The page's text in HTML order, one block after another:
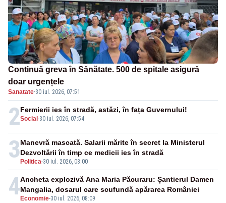
Continuă greva în Sănătate. 500 de spitale asigură
doar urgențele
Sanatate·30 iul. 2026, 07:51
2Social -30 iul. 2026, 07:54
Fermierii ies în stradă, astăzi, în fața Guvernului!
3 Politica-30 iul. 2026, 08:00
Manevră mascată. Salarii mărite în secret la Ministerul
Dezvoltării în timp ce medicii ies în stradă
4 Economie-30 iul. 2026, 08:09
Ancheta explozivă Ana Maria Păcuraru: Șantierul Damen
Mangalia, dosarul care scufundă apărarea României